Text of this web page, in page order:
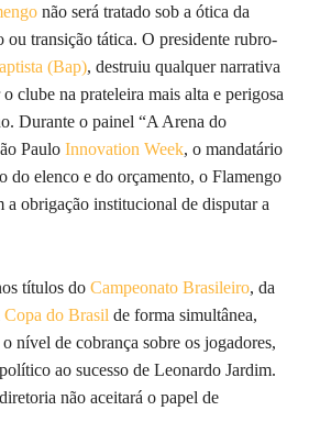
não será tratado sob a ótica da
ou transição tática. O presidente rubro-
(Bap), destruiu qualquer narrativa
clube na prateleira mais alta e perigosa
Durante o painel “A Arena do
Paulo Innovation Week, o mandatário
do elenco e do orçamento, o Flamengo
a obrigação institucional de disputar a
títulos do Campeonato Brasileiro, da
Copa do Brasil de forma simultânea,
nível de cobrança sobre os jogadores,
ao sucesso de Leonardo Jardim.
não aceitará o papel de